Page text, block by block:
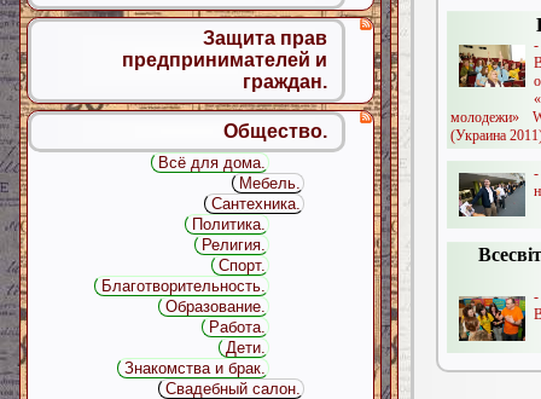
молодежи»
(Украина
-
Защита прав
предпринимателей и
граждан.
Общество.
Всё для дома.
Мебель.
Сантехника.
Политика.
Религия.
Спорт.
Благотворительность.
Образование.
Работа.
Дети.
Знакомства и брак.
Свадебный салон.